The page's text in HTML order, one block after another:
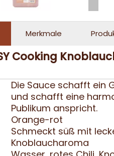
Merkmale
Cooking
Die Sauce schafft ein
und schafft eine
Publikum anspricht.
Orange-rot
Schmeckt süß mit
Knoblaucharoma